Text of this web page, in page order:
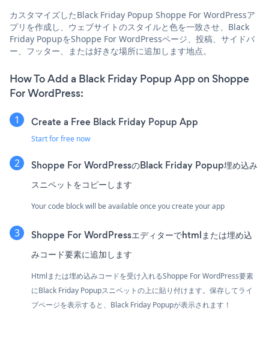
カスタマイズしたBlack Friday Popup Shoppe For WordPressア
プリを作成し、ウェブサイトのスタイルと色を一致させ、Black
Friday PopupをShoppe For WordPressページ、投稿、サイドバ
ー、フッター、または好きな場所に追加します地点。
How To Add a Black Friday Popup App on Shoppe
For WordPress:
Create a Free Black Friday Popup App
Start for free now
Shoppe For WordPressのBlack Friday Popup埋め込み
スニペットをコピーします
Your code block will be available once you create your app
Shoppe For WordPressエディターでhtmlまたは埋め込
みコード要素に追加します
Htmlまたは埋め込みコードを受け入れるShoppe For WordPress要素
にBlack Friday Popupスニペットの上に貼り付けます。保存してライ
ブページを表示すると、Black Friday Popupが表示されます！